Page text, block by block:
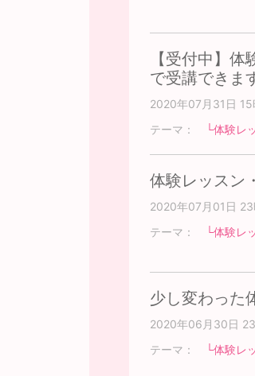
【受付中】
で受講できま
2020年07月31日
テーマ：
└体験レ
体験レッスン
2020年07月01日
テーマ： └体験レ
少し変わった
2020年06月30日
テーマ： └体験レ